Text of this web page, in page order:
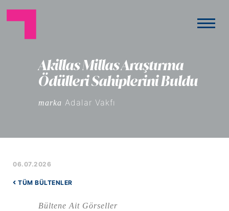
Akillas Millas Araştırma
Ödülleri Sahiplerini Buldu
marka Adalar Vakfı
06.07.2026
TÜM BÜLTENLER
Bültene Ait Görseller